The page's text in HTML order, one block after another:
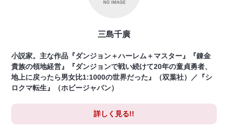
三島千廣
小説家。主な作品『ダンジョン＋ハーレム＋マスター』『錬金
貴族の領地経営』『ダンジョンで戦い続けて20年の童貞勇者、
地上に戻ったら男女比1:1000の世界だった』（双葉社）／『シ
ロクマ転生』（ホビージャパン）
詳しく見る!!